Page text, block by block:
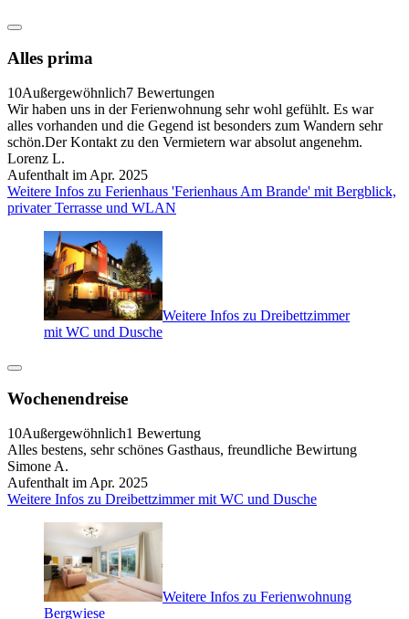
Alles prima
10Außergewöhnlich7 Bewertungen
Wir haben uns in der Ferienwohnung sehr wohl gefühlt. Es war
alles vorhanden und die Gegend ist besonders zum Wandern sehr
schön.Der Kontakt zu den Vermietern war absolut angenehm.
Lorenz L.
Aufenthalt im Apr. 2025
Weitere Infos zu Ferienhaus 'Ferienhaus Am Brande' mit Bergblick,
privater Terrasse und WLAN
Weitere Infos zu Dreibettzimmer
mit WC und Dusche
Wochenendreise
10Außergewöhnlich1 Bewertung
Alles bestens, sehr schönes Gasthaus, freundliche Bewirtung
Simone A.
Aufenthalt im Apr. 2025
Weitere Infos zu Dreibettzimmer mit WC und Dusche
Weitere Infos zu Ferienwohnung
Bergwiese